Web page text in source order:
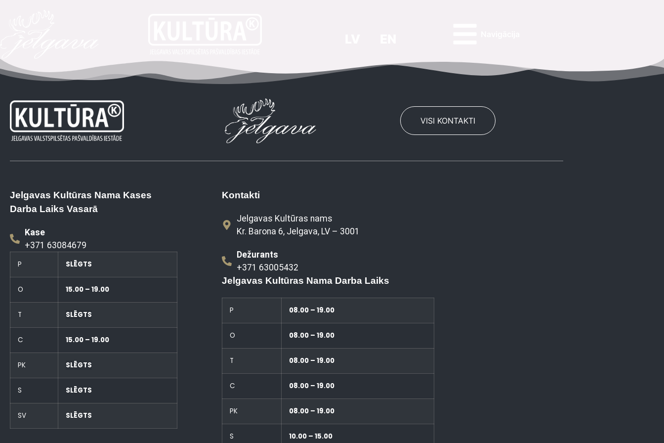
VISI KONTAKTI
Jelgavas Kultūras Nama Kases
Darba Laiks Vasarā
Kase
+371 63084679
P SLĒGTS
O 15.00 – 19.00
T SLĒGTS
C 15.00 – 19.00
PK SLĒGTS
S SLĒGTS
SV SLĒGTS
Kontakti
Jelgavas Kultūras nams
Kr. Barona 6, Jelgava, LV – 3001
Dežurants
+371 63005432
Jelgavas Kultūras Nama Darba Laiks
P 08.00 – 19.00
O 08.00 – 19.00
T 08.00 – 19.00
C 08.00 – 19.00
PK 08.00 – 19.00
S 10.00 – 15.00